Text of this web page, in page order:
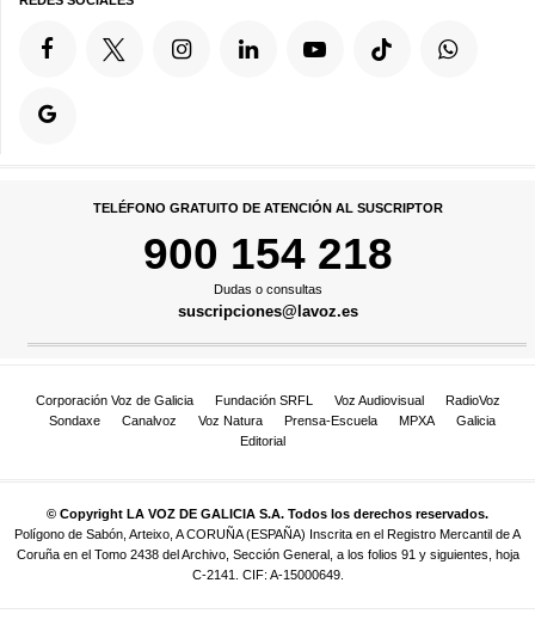
TELÉFONO GRATUITO DE ATENCIÓN AL SUSCRIPTOR
900 154 218
Dudas o consultas
suscripciones@lavoz.es
Corporación Voz de Galicia Fundación SRFL Voz Audiovisual
RadioVoz
Sondaxe
Canalvoz Voz Natura Prensa-Escuela MPXA
Galicia
Editorial
© Copyright LA VOZ DE GALICIA S.A. Todos los derechos reservados.
Polígono de Sabón, Arteixo, A CORUÑA (ESPAÑA) Inscrita en el Registro Mercantil de A
Coruña en el Tomo 2438 del Archivo, Sección General, a los folios 91 y siguientes, hoja
C-2141. CIF: A-15000649.